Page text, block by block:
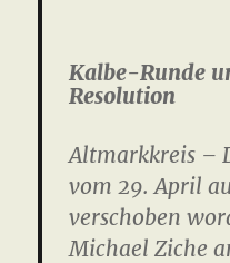
Kalbe-Runde
Resolution
Altmarkkreis –
vom 29. April
verschoben
Michael Ziche